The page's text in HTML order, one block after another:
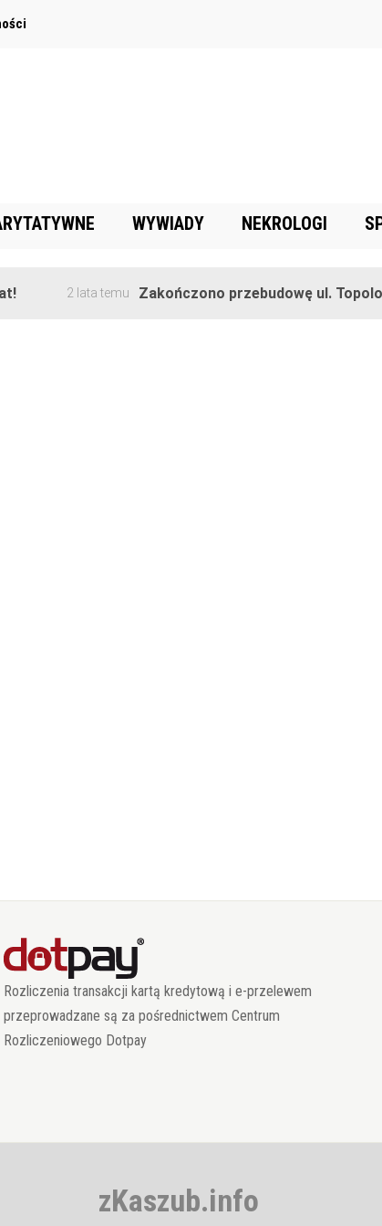
WYWIADY NEKROLOGI
2 lata temu Zakończono przebudowę ul.
Rozliczenia transakcji kartą kredytową i e-przelewem
przeprowadzane są za pośrednictwem Centrum
Rozliczeniowego Dotpay
zKaszub.info